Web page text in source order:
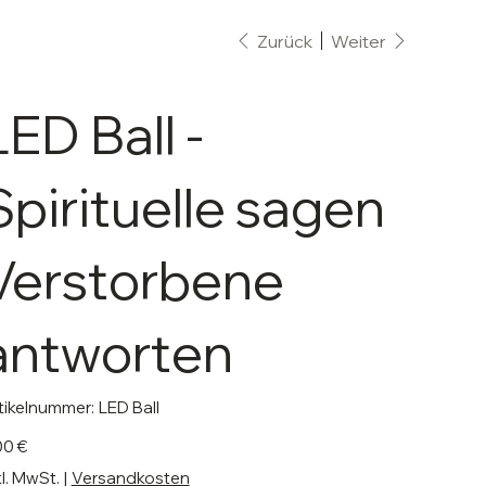
Zurück Weiter
Ball -
sagen
Artikelnummer:
LED
LED Ball
€
MwSt. | Versandkosten